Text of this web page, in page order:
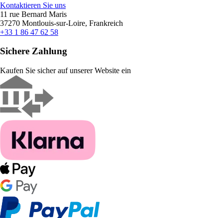
Kontaktieren Sie uns
11 rue Bernard Maris
37270 Montlouis-sur-Loire, Frankreich
+33 1 86 47 62 58
Sichere Zahlung
Kaufen Sie sicher auf unserer Website ein